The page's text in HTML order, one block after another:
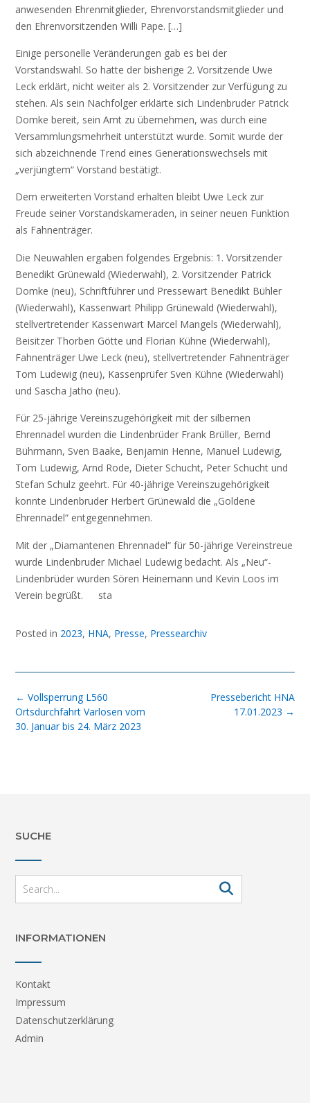
anwesenden Ehrenmitglieder, Ehrenvorstandsmitglieder und
den Ehrenvorsitzenden Willi Pape. […]
Einige personelle Veränderungen gab es bei der
Vorstandswahl. So hatte der bisherige 2. Vorsitzende Uwe
Leck erklärt, nicht weiter als 2. Vorsitzender zur Verfügung zu
stehen. Als sein Nachfolger erklärte sich Lindenbruder Patrick
Domke bereit, sein Amt zu übernehmen, was durch eine
Versammlungsmehrheit unterstützt wurde. Somit wurde der
sich abzeichnende Trend eines Generationswechsels mit
„verjüngtem“ Vorstand bestätigt.
Dem erweiterten Vorstand erhalten bleibt Uwe Leck zur
Freude seiner Vorstandskameraden, in seiner neuen Funktion
als Fahnenträger.
Die Neuwahlen ergaben folgendes Ergebnis: 1. Vorsitzender
Benedikt Grünewald (Wiederwahl), 2. Vorsitzender Patrick
Domke (neu), Schriftführer und Pressewart Benedikt Bühler
(Wiederwahl), Kassenwart Philipp Grünewald (Wiederwahl),
stellvertretender Kassenwart Marcel Mangels (Wiederwahl),
Beisitzer Thorben Götte und Florian Kühne (Wiederwahl),
Fahnenträger Uwe Leck (neu), stellvertretender Fahnenträger
Tom Ludewig (neu), Kassenprüfer Sven Kühne (Wiederwahl)
und Sascha Jatho (neu).
Für 25-jährige Vereinszugehörigkeit mit der silbernen
Ehrennadel wurden die Lindenbrüder Frank Brüller, Bernd
Bührmann, Sven Baake, Benjamin Henne, Manuel Ludewig,
Tom Ludewig, Arnd Rode, Dieter Schucht, Peter Schucht und
Stefan Schulz geehrt. Für 40-jährige Vereinszugehörigkeit
konnte Lindenbruder Herbert Grünewald die „Goldene
Ehrennadel“ entgegennehmen.
Mit der „Diamantenen Ehrennadel“ für 50-jährige Vereinstreue
wurde Lindenbruder Michael Ludewig bedacht. Als „Neu“-
Lindenbrüder wurden Sören Heinemann und Kevin Loos im
Verein begrüßt. sta
Posted in 2023, HNA, Presse, Pressearchiv
Post
navigation
Pressebericht HNA
17.01.2023 →
← Vollsperrung L560
Ortsdurchfahrt Varlosen vom
30. Januar bis 24. März 2023
SUCHE
INFORMATIONEN
Kontakt
Impressum
Datenschutzerklärung
Admin